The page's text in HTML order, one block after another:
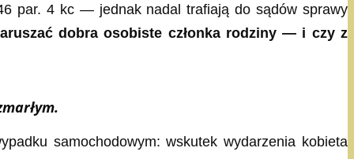
par. 4 kc — jednak nadal trafiają do sądów sprawy
dobra osobiste członka rodziny — i czy z
samochodowym: wskutek wydarzenia kobieta